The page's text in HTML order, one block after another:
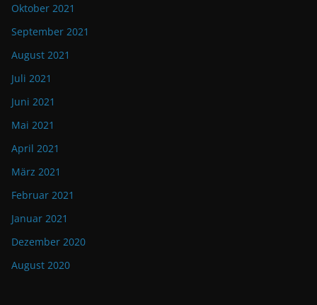
Oktober 2021
September 2021
August 2021
Juli 2021
Juni 2021
Mai 2021
April 2021
März 2021
Februar 2021
Januar 2021
Dezember 2020
August 2020